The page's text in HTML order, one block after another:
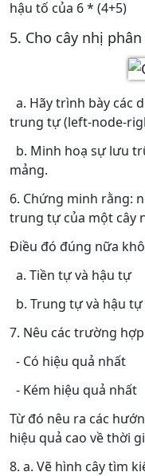
hậu tố của 6 * (4+5)
5. Cho cây nhị phân
a. Hãy trình bày các
trung tự (left-node-
b. Minh hoạ sự lưu
mảng.
6. Chứng minh rằng:
trung tự của một cây
Điều đó đúng nữa
a. Tiền tự và hậu tự
b. Trung tự và hậu tự
7. Nêu các trường
- Có hiệu quả nhất
- Kém hiệu quả nhất
Từ đó nêu ra các
hiệu quả cao về thời
8. a. Vẽ hình cây tìm